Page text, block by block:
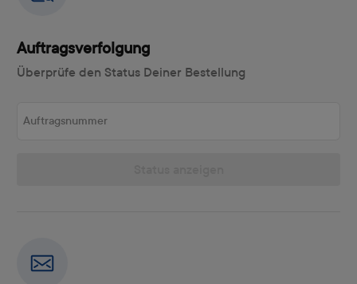
Auftragsverfolgung
Überprüfe den Status Deiner Bestellung